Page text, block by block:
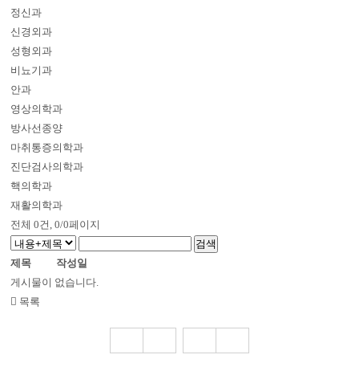
정신과
신경외과
성형외과
비뇨기과
안과
영상의학과
방사선종양
마취통증의학과
진단검사의학과
핵의학과
재활의학과
전체0건, 0/0페이지
제목
작성일
게시물이 없습니다.
목록